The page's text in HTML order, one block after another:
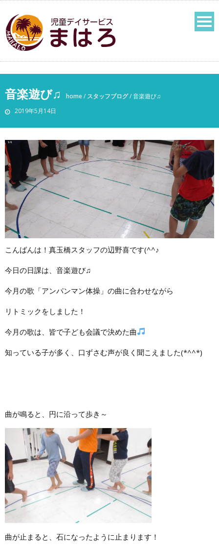
音楽遊び♫
2019年5月14日
home/ スタッフブログ/音楽遊び♫
こんばんは！真玉橋スタッフの辺野喜です(^^♪
今日の日課は、音楽遊び♫
今月の歌「アンパンマン体操」の曲に合わせながら
リトミックをしました！
今月の歌は、皆で子ども会議で決めた曲
知っている子が多く、口ずさむ声が良く聞こえました(*^^*)
曲が鳴ると、円に沿って歩き～
曲が止まると、石になったように止まります！